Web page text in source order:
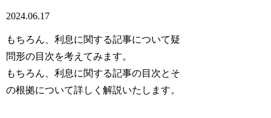
2024.06.17
もちろん、利息に関する記事について疑
問形の目次を考えてみます。
もちろん、利息に関する記事の目次とそ
の根拠について詳しく解説いたします。